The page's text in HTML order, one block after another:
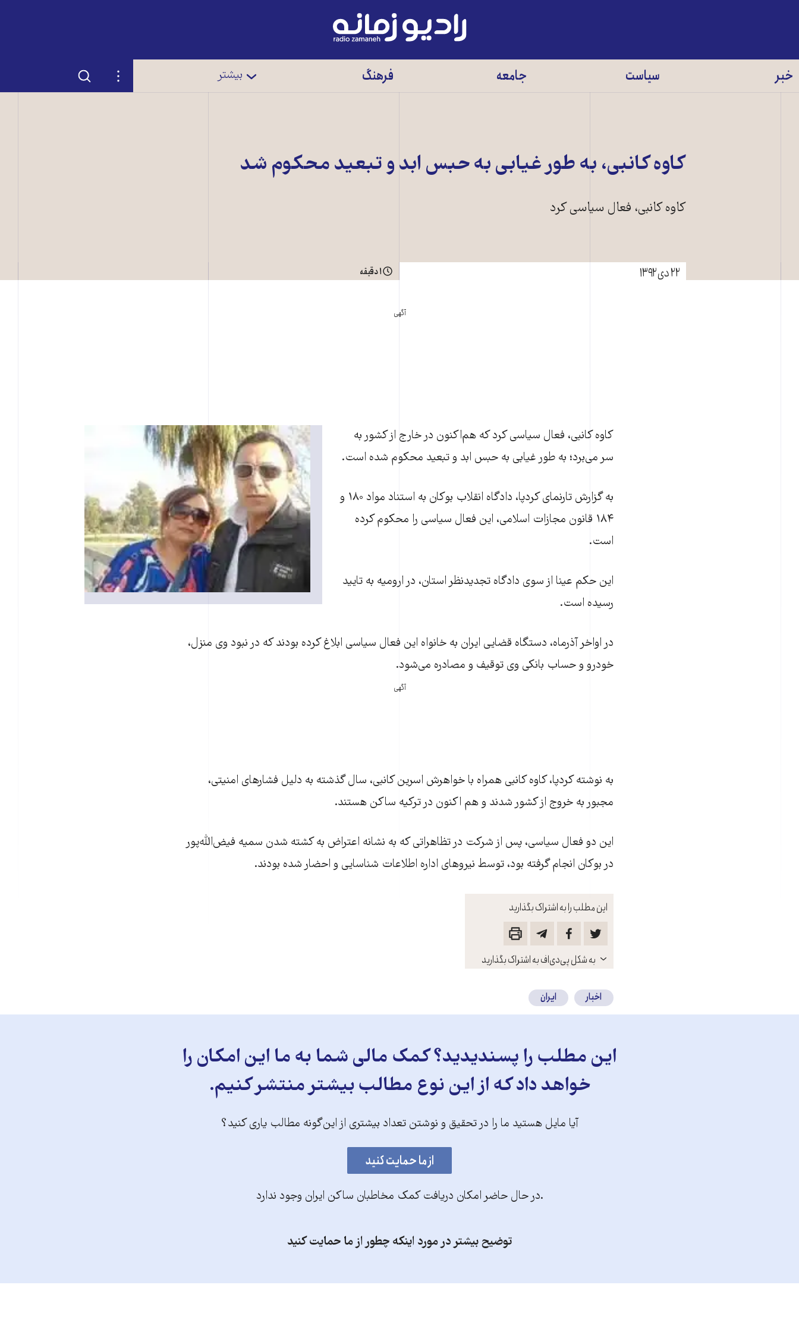
رادیو
زمانه
خبر سیاست جامعه فرهنگ بیشتر تنظیمات جستجو
کاوه کانبی، به طور غیابی به حبس ابد و تبعید محکوم شد
کاوه کانبی، فعال سیاسی کرد
۲۲ دی ۱۳۹۲ ۱ دقیقه
آگهی
این مطلب را به اشتراک بگذارید
باز
کنید
به شکل پی‌دی‌اف به اشتراک بگذارید
کاوه کانبی، فعال سیاسی کرد که هم‌اکنون در خارج از کشور به
سر می‌برد؛ به طور غیابی به حبس ابد و تبعید محکوم شده است.
به گزارش تارنمای کردپا، دادگاه انقلاب بوکان به استناد مواد ۱۸۰ و
۱۸۴ قانون مجازات اسلامی، این فعال سیاسی را محکوم کرده
است.
این حکم عینا از سوی دادگاه تجدیدنظر استان، در ارومیه به تایید
رسیده است.
در اواخر آذرماه، دستگاه قضایی ایران به خانواه این فعال سیاسی ابلاغ کرده بودند که در نبود وی منزل،
خودرو و حساب بانکی وی توقیف و مصادره می‌شود.
آگهی
به نوشته کردپا، کاوه کانبی همراه با خواهرش اسرین کانبی، سال گذشته به دلیل فشارهای امنیتی،
مجبور به خروج از کشور شدند و هم اکنون در ترکیه ساکن هستند.
این دو فعال سیاسی، پس از شرکت در تظاهراتی که به نشانه‌ اعتراض به کشته شدن سمیه فیض‌الله‌پور
در بوکان انجام گرفته بود، توسط نیروهای اداره‌ اطلاعات شناسایی و احضار شده بودند.
اخبار ایران
این مطلب را پسندیدید؟ کمک مالی شما به ما این امکان را
خواهد داد که از این نوع مطالب بیشتر منتشر کنیم.
آیا مایل هستید ما را در تحقیق و نوشتن تعداد بیشتری از این‌گونه مطالب یاری کنید؟
.در حال حاضر امکان دریافت کمک مخاطبان ساکن ایران وجود ندارد
توضیح بیشتر در مورد اینکه چطور از ما حمایت کنید